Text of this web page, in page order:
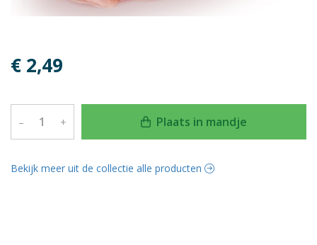
€ 2,49
– + Plaats in mandje
Bekijk meer uit de collectie alle producten